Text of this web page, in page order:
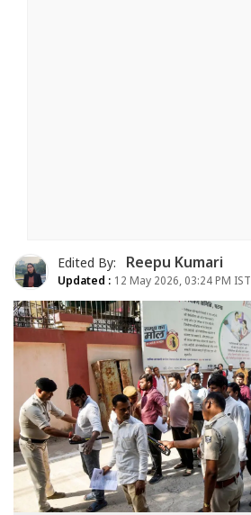
Edited By: Reepu Kumari
Updated : 12 May 2026, 03:24 PM IST